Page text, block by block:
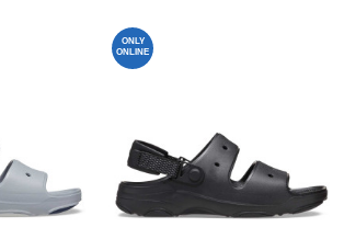
ONLY
ONLINE